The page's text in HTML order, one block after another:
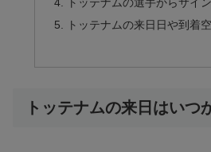
トッテナムの選手からサイ
トッテナムの来日日や到着
トッテナムの来日はいつ